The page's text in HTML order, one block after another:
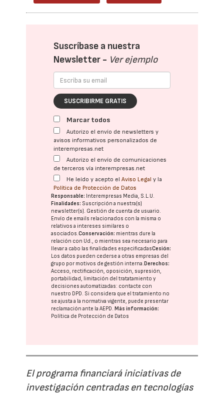
Suscríbase a nuestra
Newsletter - Ver ejemplo
SUSCRIBIRME GRATIS
Marcar todos
Autorizo el envío de newsletters y
avisos informativos personalizados de
interempresas.net
Autorizo el envío de comunicaciones
de terceros vía interempresas.net
He leído y acepto elAviso Legal y la
Política de Protección de Datos
Responsable: Interempresas Media, S.L.U.
Finalidades: Suscripción a nuestra(s)
newsletter(s). Gestión de cuenta de usuario.
Envío de emails relacionados con la misma o
relativos a intereses similares o
asociados.Conservación: mientras dure la
relación con Ud., o mientras sea necesario para
llevar a cabo las finalidades especificadasCesión:
Los datos pueden cederse a otras empresas del
grupo por motivos de gestión interna. Derechos:
Acceso, rectificación, oposición, supresión,
portabilidad, limitación del tratatamiento y
decisiones automatizadas: contacte con
nuestro DPD. Si considera que el tratamiento no
se ajusta a la normativa vigente, puede presentar
reclamación ante laAEPD. Más información:
Política de Protección de Datos
El programa financiará iniciativas de
investigación centradas en tecnologías